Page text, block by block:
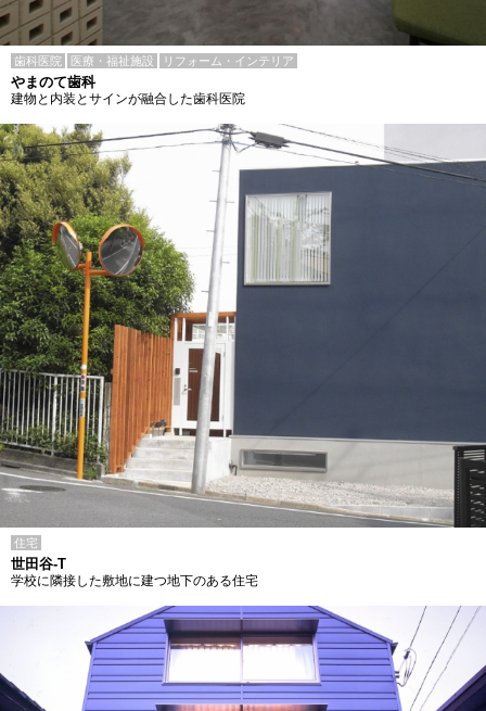
歯科医院 医療・福祉施設 リフォーム・インテリア
やまのて歯科
建物と内装とサインが融合した歯科医院
住宅
世田谷-T
学校に隣接した敷地に建つ地下のある住宅